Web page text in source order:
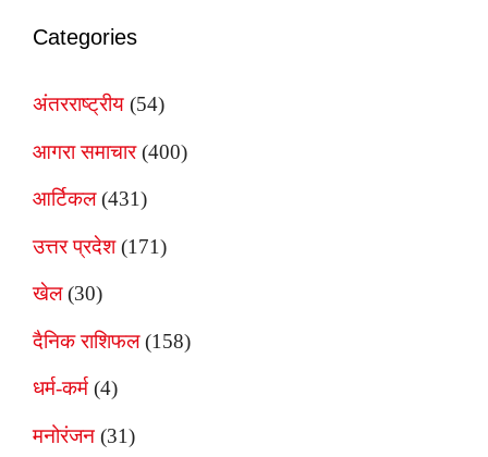
Categories
अंतरराष्ट्रीय (54)
आगरा समाचार(400)
आर्टिकल(431)
उत्तर प्रदेश(171)
खेल(30)
दैनिक राशिफल(158)
धर्म-कर्म (4)
मनोरंजन (31)